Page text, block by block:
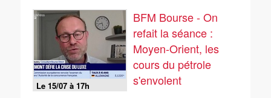
Le 15/07 à 17h
BFM Bourse - On
refait la séance :
Moyen-Orient, les
cours du pétrole
s'envolent